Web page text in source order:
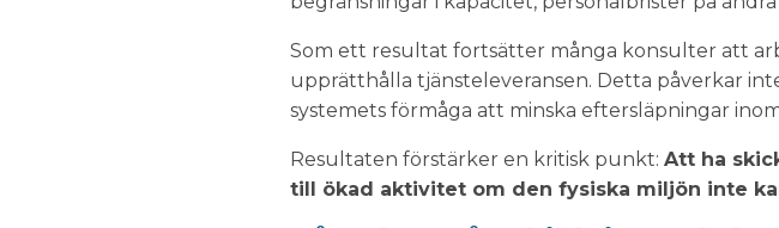
Som ett resultat fortsätter många konsulter att
upprätthålla tjänsteleveransen. Detta påverkar
systemets förmåga att minska eftersläpningar
Resultaten förstärker en kritisk punkt: Att ha
till ökad aktivitet om den fysiska miljön inte